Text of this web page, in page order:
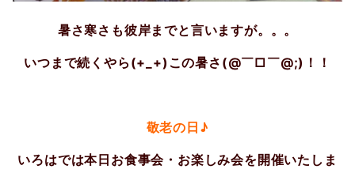
暑さ寒さも彼岸までと言いますが。。。
いつまで続くやら(+_+)この暑さ(@￣□￣@;)！！
敬老の日♪
いろはでは本日お食事会・お楽しみ会を開催いたしま